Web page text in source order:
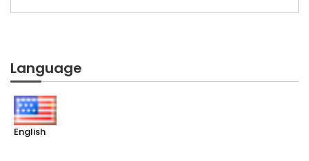
Language
English